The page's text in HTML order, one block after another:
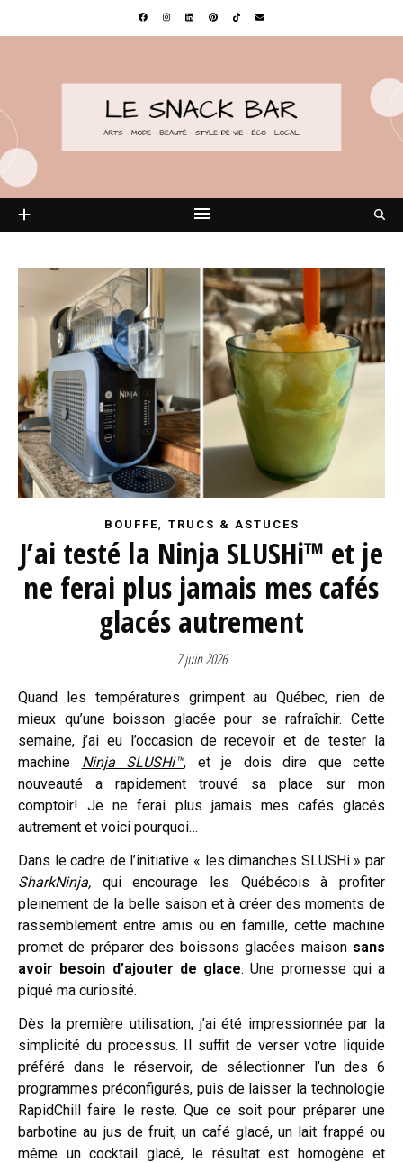
BOUFFE, TRUCS & ASTUCES
J’ai testé la Ninja SLUSHi™ et je
ne ferai plus jamais mes cafés
glacés autrement
7 juin 2026
Quand les températures grimpent au Québec, rien de
mieux qu’une boisson glacée pour se rafraîchir. Cette
semaine, j’ai eu l’occasion de recevoir et de tester la
machine Ninja SLUSHi™, et je dois dire que cette
nouveauté a rapidement trouvé sa place sur mon
comptoir! Je ne ferai plus jamais mes cafés glacés
autrement et voici pourquoi…
Dans le cadre de l’initiative « les dimanches SLUSHi » par
SharkNinja, qui encourage les Québécois à profiter
pleinement de la belle saison et à créer des moments de
rassemblement entre amis ou en famille, cette machine
promet de préparer des boissons glacées maison sans
avoir besoin d’ajouter de glace. Une promesse qui a
piqué ma curiosité.
Dès la première utilisation, j’ai été impressionnée par la
simplicité du processus. Il suffit de verser votre liquide
préféré dans le réservoir, de sélectionner l’un des 6
programmes préconfigurés, puis de laisser la technologie
RapidChill faire le reste. Que ce soit pour préparer une
barbotine au jus de fruit, un café glacé, un lait frappé ou
même un cocktail glacé, le résultat est homogène et